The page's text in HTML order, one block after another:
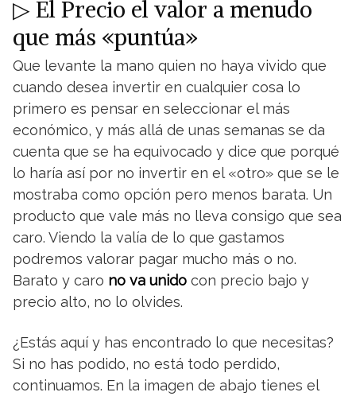
▷ El Precio el valor a menudo
que más «puntúa»
Que levante la mano quien no haya vivido que
cuando desea invertir en cualquier cosa lo
primero es pensar en seleccionar el más
económico, y más allá de unas semanas se da
cuenta que se ha equivocado y dice que porqué
lo haría así por no invertir en el «otro» que se le
mostraba como opción pero menos barata. Un
producto que vale más no lleva consigo que sea
caro. Viendo la valía de lo que gastamos
podremos valorar pagar mucho más o no.
Barato y caro no va unido con precio bajo y
precio alto, no lo olvides.
¿Estás aquí y has encontrado lo que necesitas?
Si no has podido, no está todo perdido,
continuamos. En la imagen de abajo tienes el